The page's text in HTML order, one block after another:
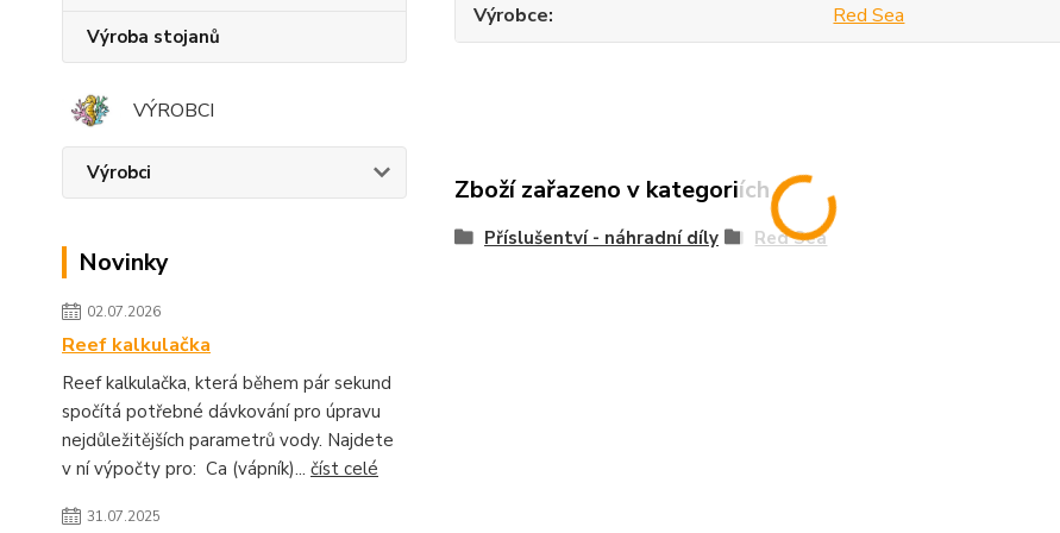
Výroba stojanů
VÝROBCI
Výrobci
Novinky
02.07.2026
Reef kalkulačka
Reef kalkulačka, která během pár sekund
spočítá potřebné dávkování pro úpravu
nejdůležitějších parametrů vody. Najdete
v ní výpočty pro: Ca (vápník)... číst celé
31.07.2025
Výrobce Red Sea
Zboží zařazeno v kategoriích
Příslušentví - náhradní díly Red Sea